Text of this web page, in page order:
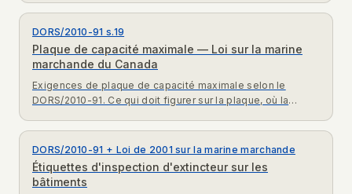
DORS/2010-91 s.19
Plaque de capacité maximale — Loi sur la marine
marchande du Canada
Exigences de plaque de capacité maximale selon le
DORS/2010-91. Ce qui doit figurer sur la plaque, où la
DORS/2010-91 + Loi de 2001 sur la marine marchande
Étiquettes d'inspection d'extincteur sur les
bâtiments